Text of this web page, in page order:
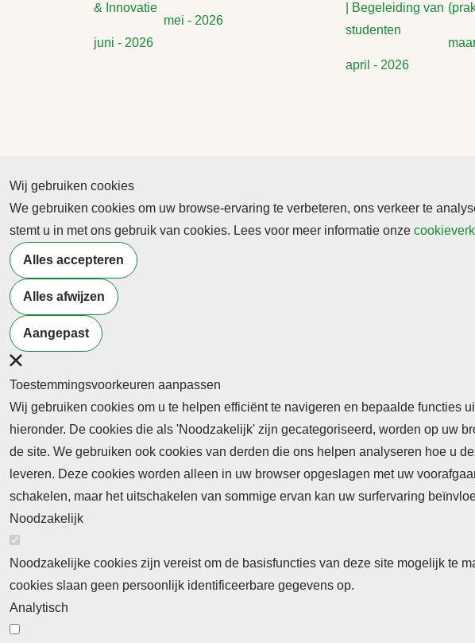
& Innovatie
juni - 2026
mei - 2026
| Begeleiding van
studenten
april - 2026
Wij gebruiken cookies
We gebruiken cookies om uw browse-ervaring te verbeteren, ons verkeer te
stemt u in met ons gebruik van cookies. Lees voor meer informatie onze
Alles accepteren
Alles afwijzen
Aangepast
Toestemmingsvoorkeuren aanpassen
Wij gebruiken cookies om u te helpen efficiënt te navigeren en bepaalde functies
hieronder. De cookies die als 'Noodzakelijk' zijn gecategoriseerd, worden op uw
de site. We gebruiken ook cookies van derden die ons helpen analyseren hoe u
leveren. Deze cookies worden alleen in uw browser opgeslagen met uw
schakelen, maar het uitschakelen van sommige ervan kan uw surfervaring
Noodzakelijk
Noodzakelijke cookies zijn vereist om de basisfuncties van deze site mogelijk te
cookies slaan geen persoonlijk identificeerbare gegevens op.
Analytisch
Abonnement
Nieuws
Meld je aan voor de nieuwsbrief
Neem contact op
Laatste nieuws Columns
Thema's